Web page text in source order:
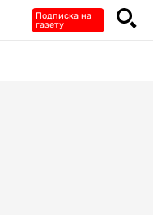
Подписка на
газету